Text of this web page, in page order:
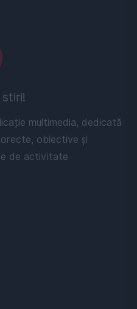
multimedia, dedicată
obiective și
de activitate